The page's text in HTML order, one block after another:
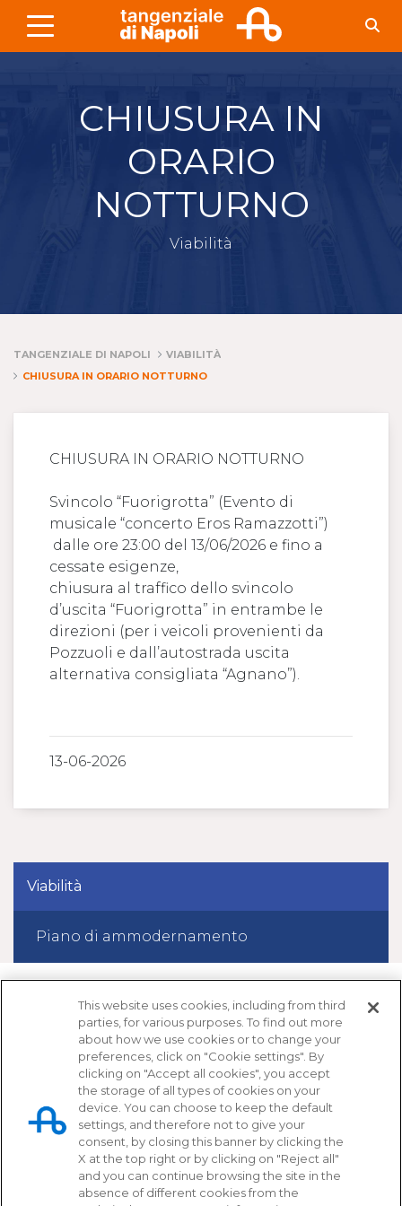
Skip to Main Content
CHIUSURA IN
ORARIO
NOTTURNO
Viabilità
Viabilità
Piano di ammodernamento
TANGENZIALE DI NAPOLI
VIABILITÀ
CHIUSURA IN ORARIO NOTTURNO
CHIUSURA IN ORARIO NOTTURNO
Svincolo “Fuorigrotta” (Evento di
musicale “concerto Eros Ramazzotti”)
dalle ore 23:00 del 13/06/2026 e fino a
cessate esigenze,
chiusura al traffico dello svincolo
d’uscita “Fuorigrotta” in entrambe le
direzioni (per i veicoli provenienti da
Pozzuoli e dall’autostrada uscita
alternativa consigliata “Agnano”).
13-06-2026
Tangenziale di Napoli S.p.A.
Via Cintia, svincolo Fuorigrotta
80126 - Napoli
This website uses cookies, including from third
parties, for various purposes. To find out more
about how we use cookies or to change your
preferences, click on "Cookie settings". By
clicking on "Accept all cookies", you accept
the storage of all types of cookies on your
device. You can choose to keep the default
settings, and therefore not to give your
consent, by closing this banner by clicking the
X at the top right or by clicking on "Reject all"
and you can continue browsing the site in the
absence of different cookies from the